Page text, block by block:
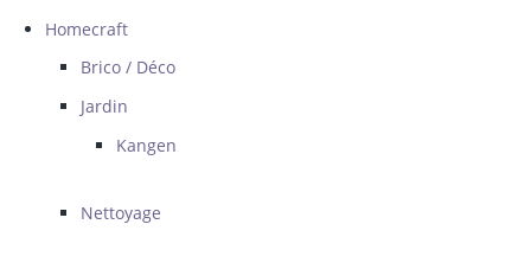
Homecraft
Brico / Déco
Jardin
Kangen
Nettoyage